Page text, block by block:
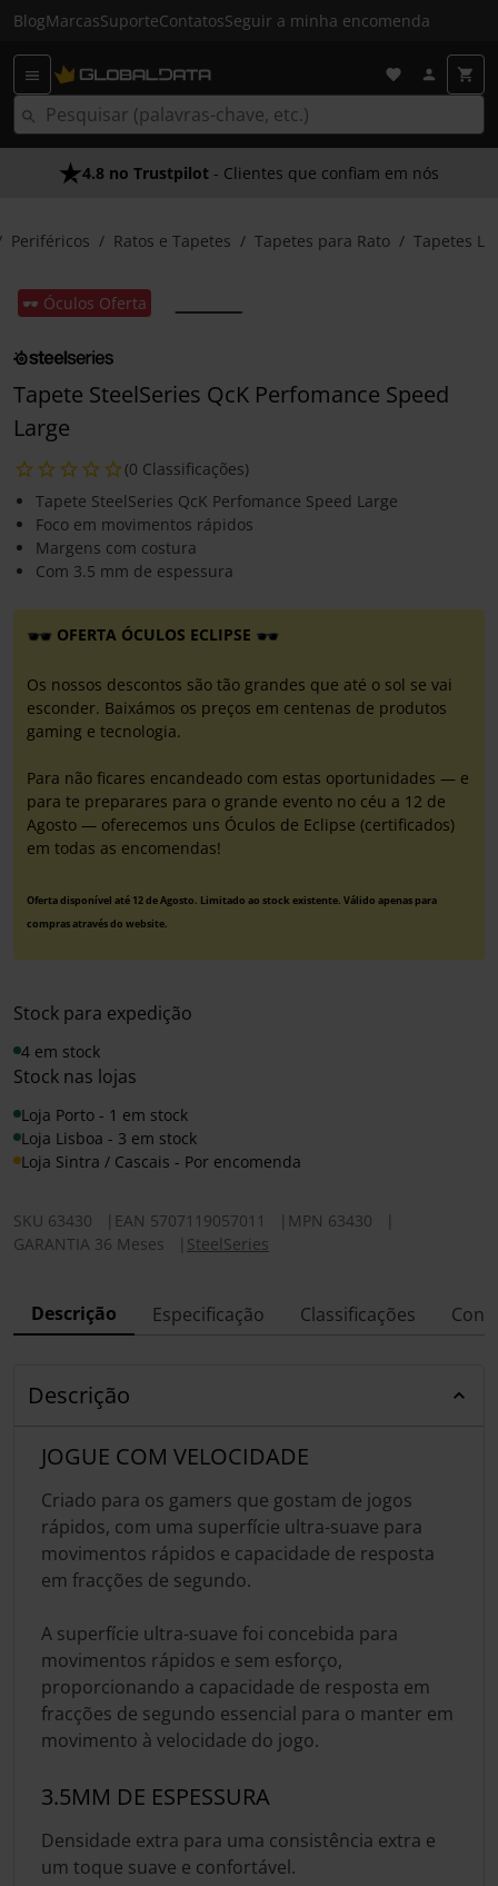
BlogMarcasSuporteContatosSeguir a minha encomenda
4.8 no Trustpilot - Clientes que confiam em nós
Periféricos Ratos e Tapetes Tapetes para Rato Tapetes L
🕶️ Óculos Oferta
Tapete SteelSeries QcK Perfomance Speed
Large
(0 Classificações)
Tapete SteelSeries QcK Perfomance Speed Large
Foco em movimentos rápidos
Margens com costura
Com 3.5 mm de espessura
OFERTA ÓCULOS ECLIPSE
Os nossos descontos são tão grandes que até o sol se vai
esconder. Baixámos os preços em centenas de produtos
gaming e tecnologia.
Para não ficares encandeado com estas oportunidades — e
para te preparares para o grande evento no céu a 12 de
Agosto — oferecemos uns Óculos de Eclipse (certificados)
em todas as encomendas!
Oferta disponível até 12 de Agosto. Limitado ao stock existente. Válido apenas para
compras através do website.
Stock para expedição
4 em stock
Stock nas lojas
Loja Porto - 1 em stock
Loja Lisboa - 3 em stock
Loja Sintra / Cascais - Por encomenda
SKU 63430 EAN 5707119057011 MPN 63430
GARANTIA 36 Meses
SteelSeries
Descrição Especificação Classificações
Descrição
JOGUE COM VELOCIDADE
Criado para os gamers que gostam de jogos
rápidos, com uma superfície ultra-suave para
movimentos rápidos e capacidade de resposta
em fracções de segundo.
A superfície ultra-suave foi concebida para
movimentos rápidos e sem esforço,
proporcionando a capacidade de resposta em
fracções de segundo essencial para o manter em
movimento à velocidade do jogo.
3.5MM DE ESPESSURA
Densidade extra para uma consistência extra e
um toque suave e confortável.